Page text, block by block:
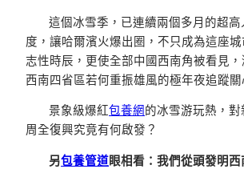
這個冰雪季，已連續兩個多月的超
度，讓哈爾濱火爆出圈，不只成為這座
志性時辰，更使全部中國西南角被看見
西南四省區若何重振雄風的極年夜追蹤關
景象級爆紅包養網的冰雪游玩熱，
周全復興究竟有何啟發？
另包養管道眼相看：我們從頭發明西